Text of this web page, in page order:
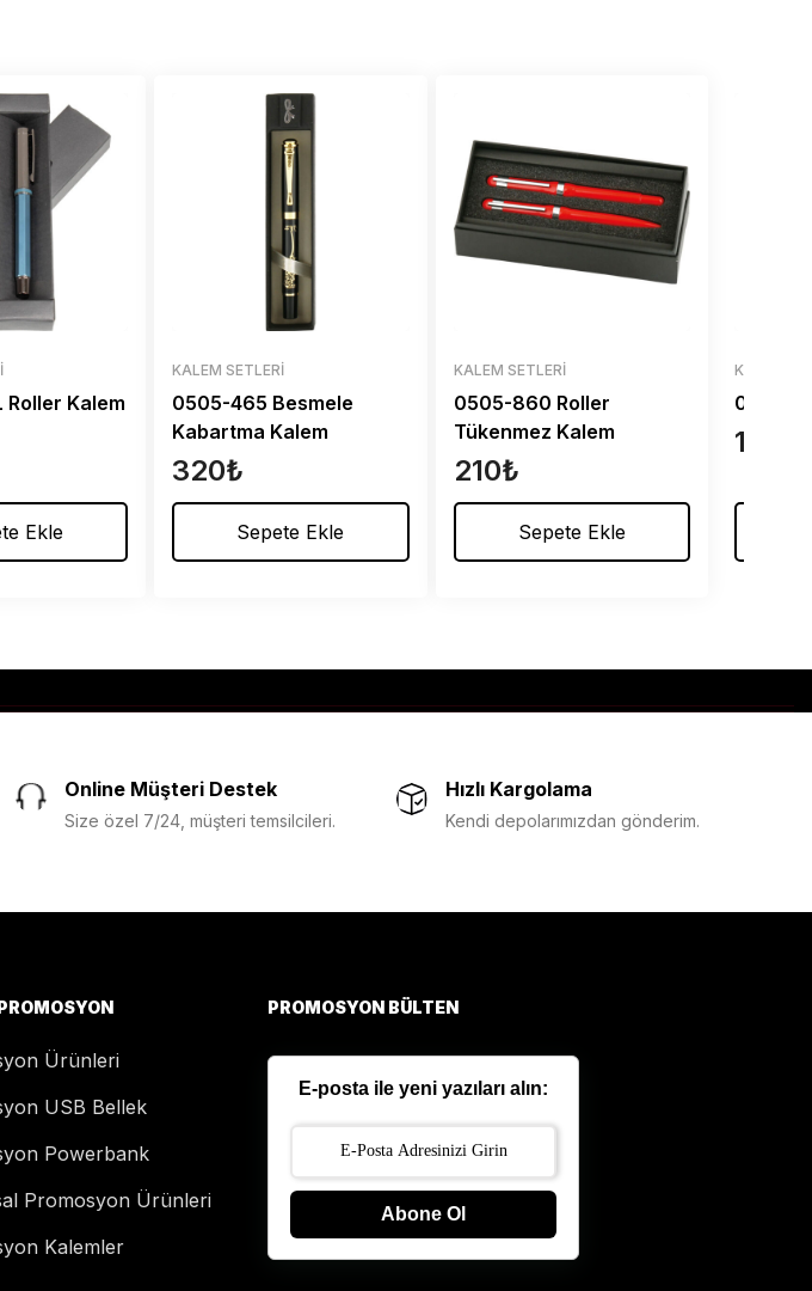
Kalem
Ekle
KALEM SETLERI
0505-465 Besmele
Kabartma Kalem
320₺
Sepete Ekle
KALEM SETLERI
0505-860 Roller
Tükenmez Kalem
210₺
Sepete Ekle
KALEM
0510-
176
Online Müşteri Destek
Size özel 7/24, müşteri temsilcileri.
Hızlı Kargolama
Kendi depolarımızdan gönderim.
Ürünleri
USB Bellek
Powerbank
Promosyon Ürünleri
Kalemler
PROMOSYON BÜLTEN
E-posta ile yeni yazıları alın:
Abone Ol